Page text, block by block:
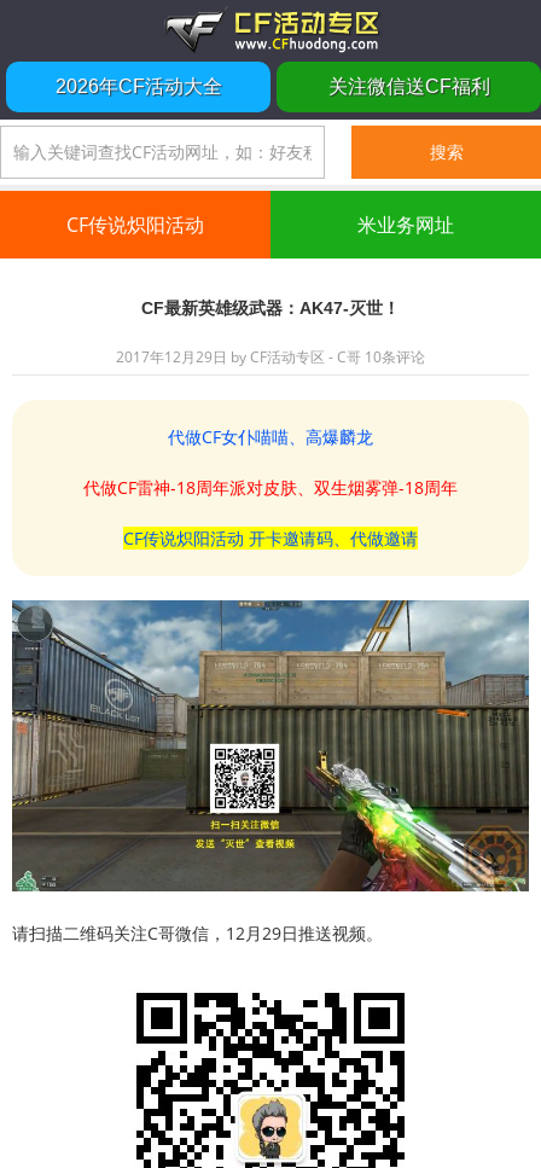
2026年CF活动大全 关注微信送CF福利
CF传说炽阳活动 米业务网址
CF最新英雄级武器：AK47-灭世！
2017年12月29日 byCF活动专区 - C哥 10条评论
代做CF女仆喵喵、高爆麟龙
代做CF雷神-18周年派对皮肤、双生烟雾弹-18周年
CF传说炽阳活动 开卡邀请码、代做邀请
请扫描二维码关注C哥微信，12月29日推送视频。